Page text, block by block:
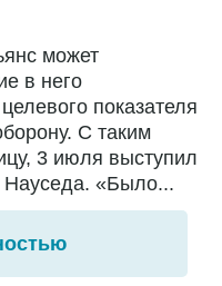
может
в него
показателя
С таким
3 июля выступил
Науседа. «Было...